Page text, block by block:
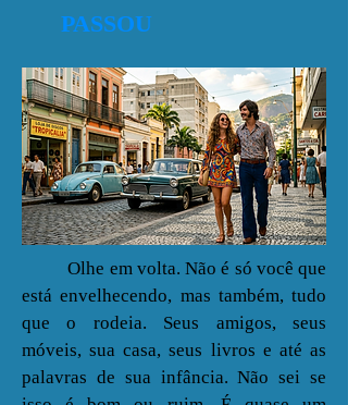
PASSOU
Olhe em volta. Não é só você que
está envelhecendo, mas também, tudo
que o rodeia. Seus amigos, seus
móveis, sua casa, seus livros e até as
palavras de sua infância. Não sei se